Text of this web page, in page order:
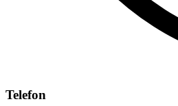
Telefon